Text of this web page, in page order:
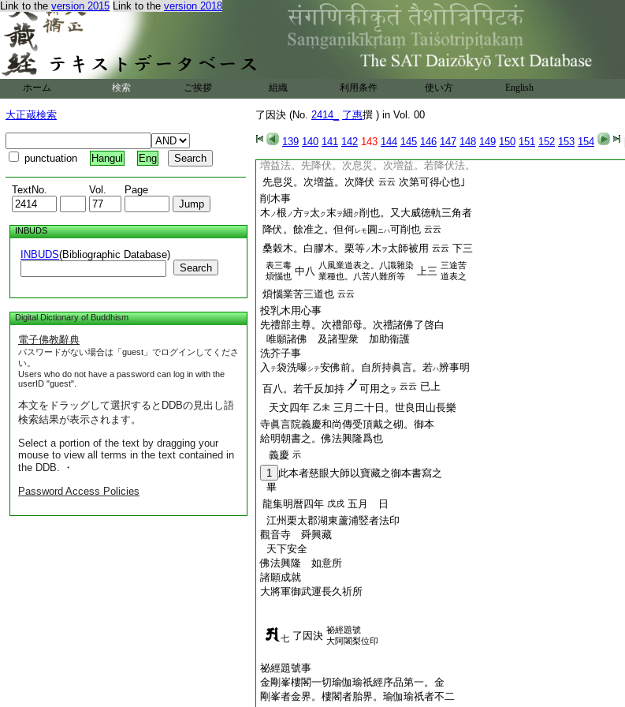
Link to the version 2015 Link to the version 2018
ホーム 検索 ご挨拶 組織 利用条件 使い方 English
大正蔵検索
punctuation Hangul Eng
TextNo. Vol. Page
INBUDS
INBUDS(Bibliographic Database)
Search
Digital Dictionary of Buddhism
電子佛教辭典
パスワードがない場合は「guest」でログインしてくださ
い。
Users who do not have a password can log in with the
userID "guest".
本文をドラッグして選択するとDDBの見出し語
検索結果が表示されます。
Select a portion of the text by dragging your
mouse to view all terms in the text contained in
the DDB. ・
Password Access Policies
了因決 (No. 2414_ 了惠撰 ) in Vol. 00
139 140 141 142 143 144 145 146 147 148 149 150 151 152 153 154
引五色糸事
誦加持腰線明。或説誦金剛牆明。若令他
ハ師傍ニ 結誦スル印明ヲ也。標木ニハ不
纒。智
向上向下兩説。密談抄委細也
入
息災芥米胡次第事
義釋。先作降伏。次増益。次寂災ト 云文意也。
増益法。先降伏。次息災。次増益。若降伏法。
先息災。次増益。次降伏 云云 次第可得心也｣
削木事
木 ノ根 ノ方ヲ太ク末ヲ細 ク削也。又大威徳軌三角者
降伏。餘准之。但何レモ 圓 ニハ可削也 云云
桑穀木。白 膠木。栗等ノ木 ヲ太師被用 云云 下三
表三毒
煩惱也 中八 八風業道表之。八識雜染
業種也。八苦八難所等
上三 三途苦
道表之
煩惱業苦三道也 云云
投乳木用心事
先禮部主尊。次禮部母。次禮諸佛了啓白
唯願諸佛 及諸聖衆 加助衞護
洗芥子事
入 テ袋洗曝シテ安佛前。自所持眞言。若ハ辨事明
百八。若千反加持
可用之 ヲ 云云 已上
天文四年 乙未 三月二十日。世良田山長樂
寺眞言院義慶和尚傳受頂戴之砌。御本
給明朝書之。佛法興隆爲也
義慶 示
1 此本者慈眼大師以寶藏之御本書寫之
畢
龍集明暦四年 戊戌 五月 日
江州栗太郡湖東蘆浦竪者法印
觀音寺 舜興藏
天下安全
佛法興隆 如意所
諸願成就
大將軍御武運長久祈所
七 了因決 祕經題號
大阿闍梨位印
祕經題號事
金剛峯樓閣一切瑜伽瑜祇經序品第一。金
剛峯者金界。樓閣者胎界。瑜伽瑜祇者不二